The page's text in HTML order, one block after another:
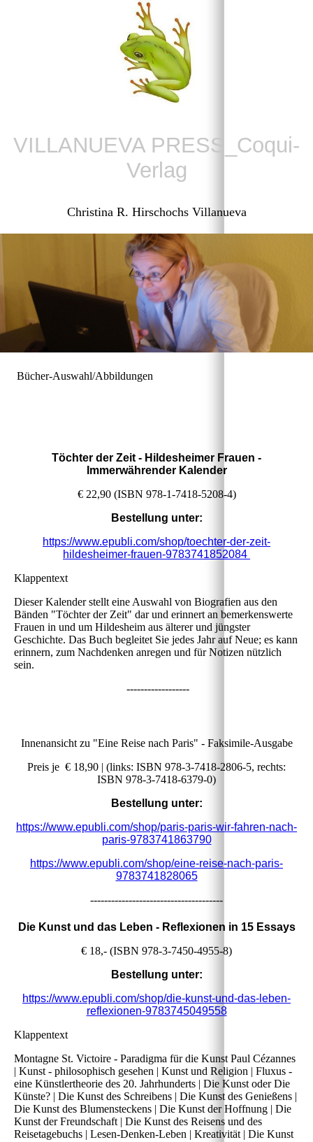
VILLANUEVA PRESS_Coqui-
Verlag
Christina R. Hirschochs Villanueva
Bücher-Auswahl/Abbildungen
Töchter der Zeit - Hildesheimer Frauen -
Immerwährender Kalender
€ 22,90 (ISBN 978-1-7418-5208-4)
Bestellung unter:
https://www.epubli.com/shop/toechter-der-zeit-
hildesheimer-frauen-9783741852084
Klappentext
Dieser Kalender stellt eine Auswahl von Biografien aus den
Bänden "Töchter der Zeit" dar und erinnert an bemerkenswerte
Frauen in und um Hildesheim aus älterer und jüngster
Geschichte. Das Buch begleitet Sie jedes Jahr auf Neue; es kann
erinnern, zum Nachdenken anregen und für Notizen nützlich
sein.
------------------
Innenansicht zu "Eine Reise nach Paris" - Faksimile-Ausgabe
Preis je € 18,90 | (links: ISBN 978-3-7418-2806-5, rechts:
ISBN 978-3-7418-6379-0)
Bestellung unter:
https://www.epubli.com/shop/paris-paris-wir-fahren-nach-
paris-9783741863790
https://www.epubli.com/shop/eine-reise-nach-paris-
9783741828065
--------------------------------------
Die Kunst und das Leben - Reflexionen in 15 Essays
€ 18,- (ISBN 978-3-7450-4955-8)
Bestellung unter:
https://www.epubli.com/shop/die-kunst-und-das-leben-
reflexionen-9783745049558
Klappentext
Montagne St. Victoire - Paradigma für die Kunst Paul Cézannes
| Kunst - philosophisch gesehen | Kunst und Religion | Fluxus -
eine Künstlertheorie des 20. Jahrhunderts | Die Kunst oder Die
Künste? | Die Kunst des Schreibens | Die Kunst des Genießens |
Die Kunst des Blumensteckens | Die Kunst der Hoffnung | Die
Kunst der Freundschaft | Die Kunst des Reisens und des
Reisetagebuchs | Lesen-Denken-Leben | Kreativität | Die Kunst